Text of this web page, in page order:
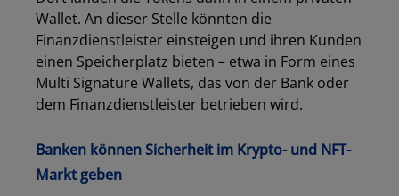
Wallet. An dieser Stelle könnten die
Finanzdienstleister einsteigen und ihren Kunden
einen Speicherplatz bieten – etwa in Form eines
Multi Signature Wallets, das von der Bank oder
dem Finanzdienstleister betrieben wird.
Banken können Sicherheit im Krypto- und NFT-
Markt geben